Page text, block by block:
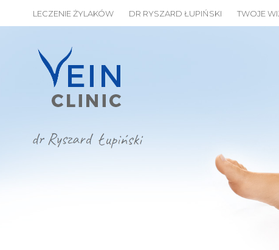
MENULECZENIE ŻYLAKÓW DR RYSZARD ŁUPIŃSKI TWOJE